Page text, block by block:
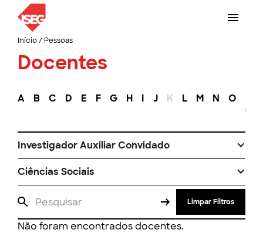
Início/ Pessoas
Docentes
A B C D E F G H I J K L M N O
Investigador Auxiliar Convidado
Ciências Sociais
Limpar Filtros
Não foram encontrados docentes.